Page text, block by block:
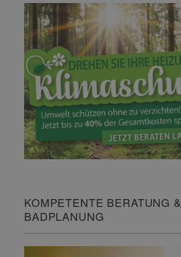
KOMPETENTE BERATUNG &
BADPLANUNG